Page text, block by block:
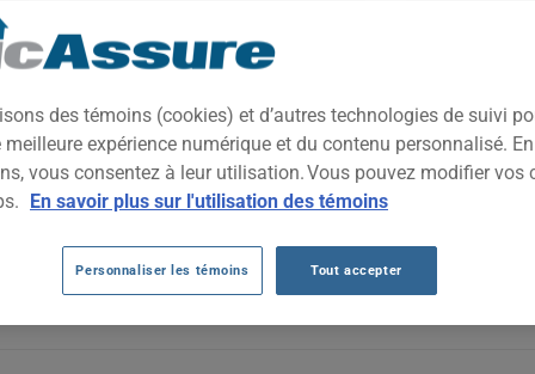
de gamme qui allie lignes sportives et prestance imposante.
sur la route, il se positionne dans le segment des VUS de luxe.
X6 2016 AU FIL DES 5 DERNIÈRES
varient de façon marquée, passant de 4458 $ en 2021 à 1270
reflète des ajustements de risque plutôt qu'une tendance
BMW X6 2016, il est plus important que jamais de
des témoins (cookies) et d’autres technologies de suivi
expérience numérique et du contenu personnalisé.
vous consentez à leur utilisation. Vous pouvez modifier vos
En savoir plus sur l'utilisation des témoins
Personnaliser les témoins Tout accepter